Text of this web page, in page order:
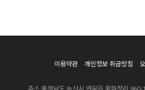
이용약관 개인정보 취급방침